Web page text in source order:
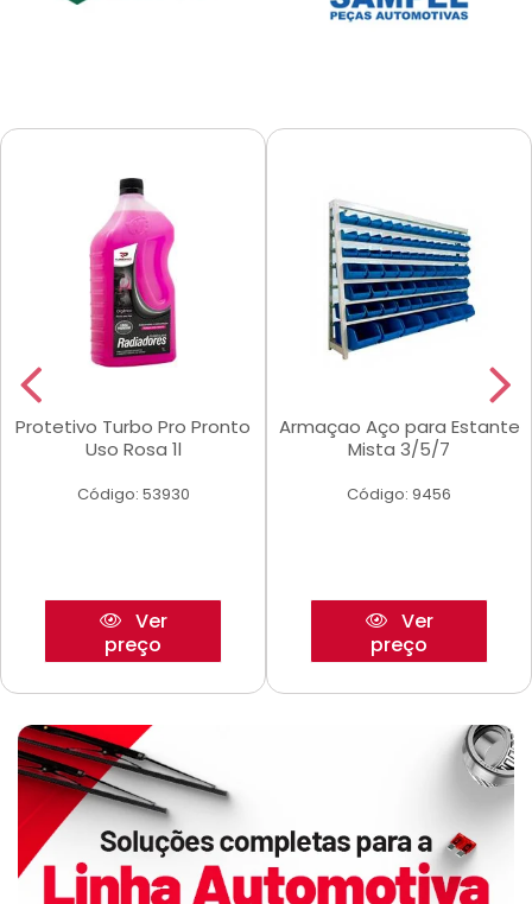
Protetivo Turbo Pro Pronto
Uso Rosa 1l
Código: 53930
Ver
preço
Armaçao Aço para Estante
Mista 3/5/7
Código: 9456
Ver
preço